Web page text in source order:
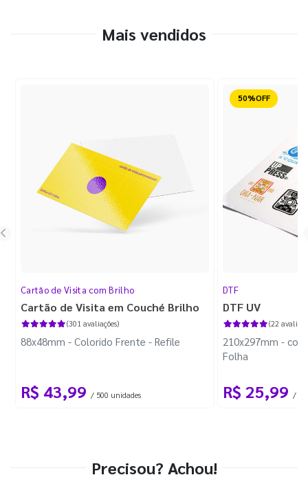
Mais vendidos
Cartão de Visita com Brilho
Cartão de Visita em Couché Brilho
(301 avaliações)
88x48mm - Colorido Frente - Refile
R$ 43,99 / 500 unidades
Reduzido
DTF
DTF UV
(22
210x297mm -
Folha
R$ 25,99 / 1
Precisou? Achou!